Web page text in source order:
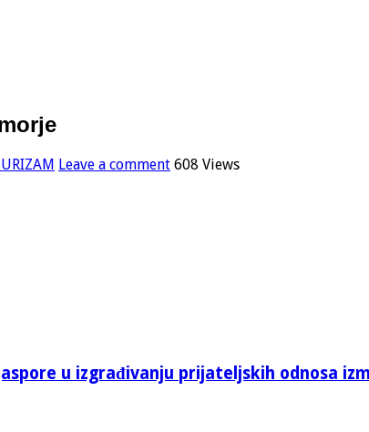
Leave a comment 608 Views
u izgrađivanju prijateljskih odnosa